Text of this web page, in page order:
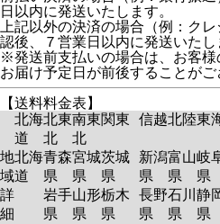
日以内に発送いたします。
上記以外の決済の場合（例：
認後、７営業日以内に発送いたし
※発送前支払いの場合は、お客様
お届け予定日が前後することがご
【送料料金表】
北海
道
北東
北
南東
北
関東 信越北陸東
地
域
詳
細
北海
道
青森
県
岩手
県
宮城
県
山形
県
茨城
県
栃木
県
新潟
県
長野
県
富山
県
石川
県
岐
県
静
県